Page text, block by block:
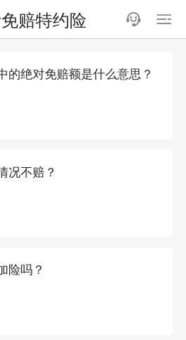
赔特约险
的绝对免赔额是什么意思？
况不赔？
险吗？